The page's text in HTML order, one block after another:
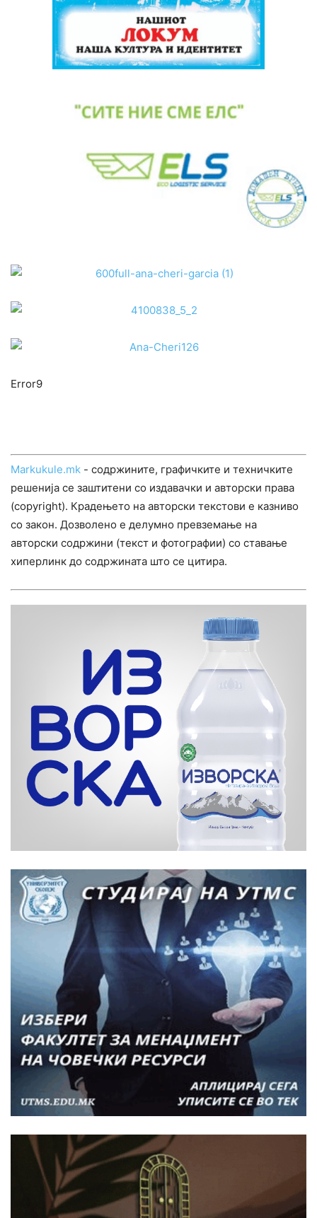
Error9
Markukule.mk - содржините, графичките и техничките
решенија се заштитени со издавачки и авторски права
(copyright). Крадењето на авторски текстови е казниво
со закон. Дозволено е делумно превземање на
авторски содржини (текст и фотографии) со ставање
хиперлинк до содржината што се цитира.